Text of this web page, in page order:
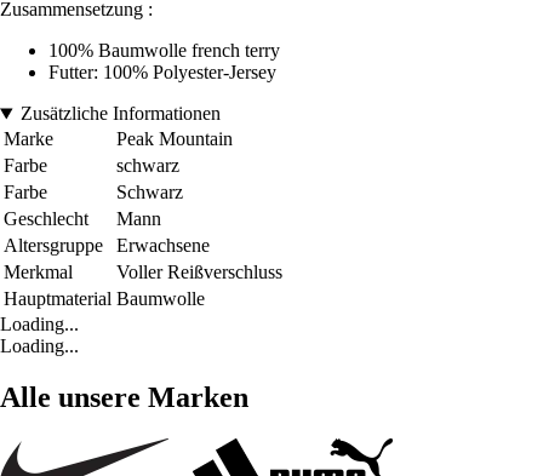
Zusammensetzung :
100% Baumwolle french terry
Futter: 100% Polyester-Jersey
Zusätzliche Informationen
Marke
Peak Mountain
Farbe
schwarz
Farbe
Schwarz
Geschlecht
Mann
Altersgruppe
Erwachsene
Merkmal
Voller Reißverschluss
Hauptmaterial Baumwolle
Loading...
Loading...
Alle unsere Marken